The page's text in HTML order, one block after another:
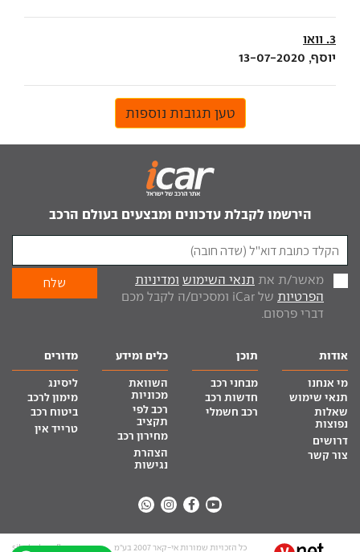
3. וואו
יוסף, 13-07-2020
טען תגובות נוספות
הירשמו לקבלת עדכונים ומבצעים בעולם הרכב
מאשר/ת את תנאי השימוש ומדיניות
הפרטיות
של iCar ומסכים/ה לקבל מכם
דברי פרסום.
אודות
מי אנחנו
תנאי שימוש
שאלות
נפוצות
דרושים
צור קשר
תוכן
מבחני רכב
חדשות רכב
רכב חשמלי
כלים ומידע
השוואת
מכוניות
רכב לפי
תקציב
מחירון רכב
הצהרת
נגישות
מדורים
ליסינג
מימון לרכב
ביטוח רכב
טרייד אין
כל הזכויות שמורות אי-קאר 2007 בע”מ site by tq.soft